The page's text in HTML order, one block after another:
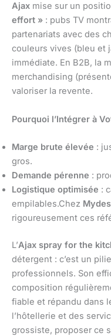
Ajax mise sur un
effort » : pubs TV
partenariats avec des
couleurs vives (bleu et
immédiate. En B2B, la
merchandising
valoriser la revente.
Pourquoi l’Intégrer à
Marge brute élevée :
gros.
Demande pérenne :
Logistique optimisée :
empilables.Chez
rigoureusement ces
L’Ajax spray for the
détergent : c’est un
professionnels. Son
composition
fiable et répandu dans
l’hôtellerie et des
grossiste, proposer ce